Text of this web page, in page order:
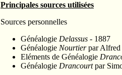
Principales sources utilisées
Sources personnelles
Généalogie Delassus - 1887
Généalogie Nourtierpar Alfred
Eléments de Généalogie
Généalogie Drancourtpar